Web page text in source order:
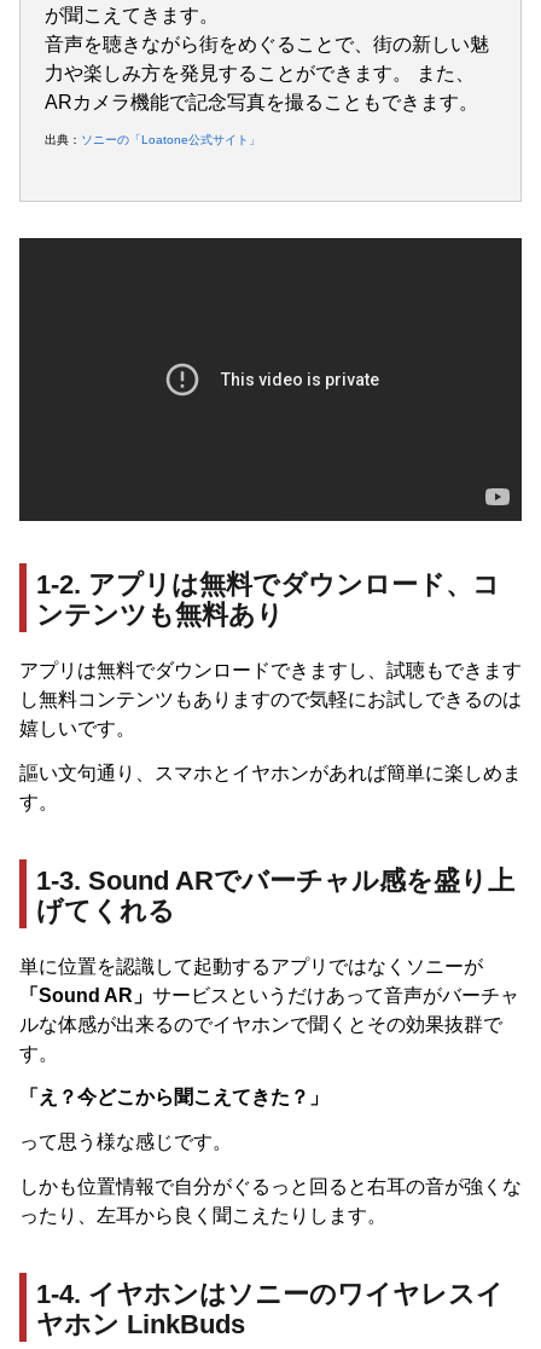
が聞こえてきます。
音声を聴きながら街をめぐることで、街の新しい魅
力や楽しみ方を発見することができます。 また、
ARカメラ機能で記念写真を撮ることもできます。
出典： ソニーの「Loatone公式サイト」
1-2. アプリは無料でダウンロード、コ
ンテンツも無料あり
アプリは無料でダウンロードできますし、試聴もできます
し無料コンテンツもありますので気軽にお試しできるのは
嬉しいです。
謳い文句通り、スマホとイヤホンがあれば簡単に楽しめま
す。
1-3. Sound ARでバーチャル感を盛り上
げてくれる
単に位置を認識して起動するアプリではなくソニーが
「Sound AR」 サービスというだけあって音声がバーチャ
ルな体感が出来るのでイヤホンで聞くとその効果抜群で
す。
「え？今どこから聞こえてきた？」
って思う様な感じです。
しかも位置情報で自分がぐるっと回ると右耳の音が強くな
ったり、左耳から良く聞こえたりします。
1-4. イヤホンはソニーのワイヤレスイ
ヤホン LinkBuds